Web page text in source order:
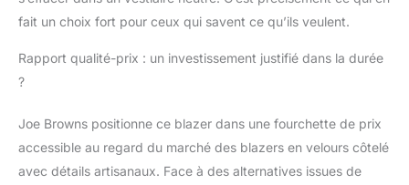
fait un choix fort pour ceux qui savent ce qu’ils veulent.
Rapport qualité-prix : un investissement justifié dans la durée
?
Joe Browns positionne ce blazer dans une fourchette de prix
accessible au regard du marché des blazers en velours côtelé
avec détails artisanaux. Face à des alternatives issues de